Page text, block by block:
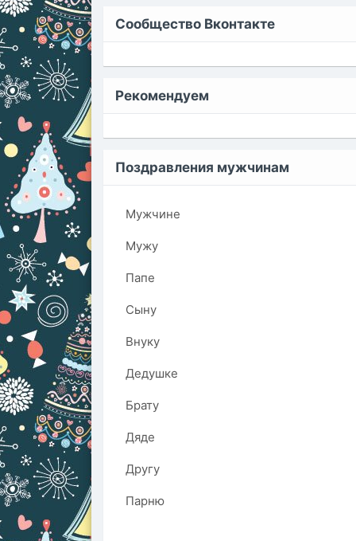
Сообщество Вконтакте
Рекомендуем
Поздравления мужчинам
Мужчине
Мужу
Папе
Сыну
Внуку
Дедушке
Брату
Дяде
Другу
Парню